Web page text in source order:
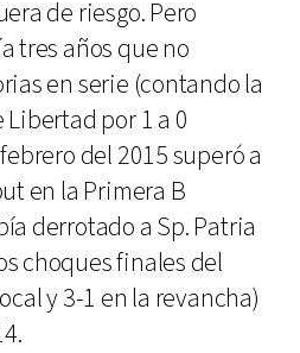
de riesgo. Pero
tres años que no
en serie (contando la
por 1 a 0
del 2015 superó a
en la Primera B
derrotado a Sp. Patria
choques finales del
y 3-1 en la revancha)